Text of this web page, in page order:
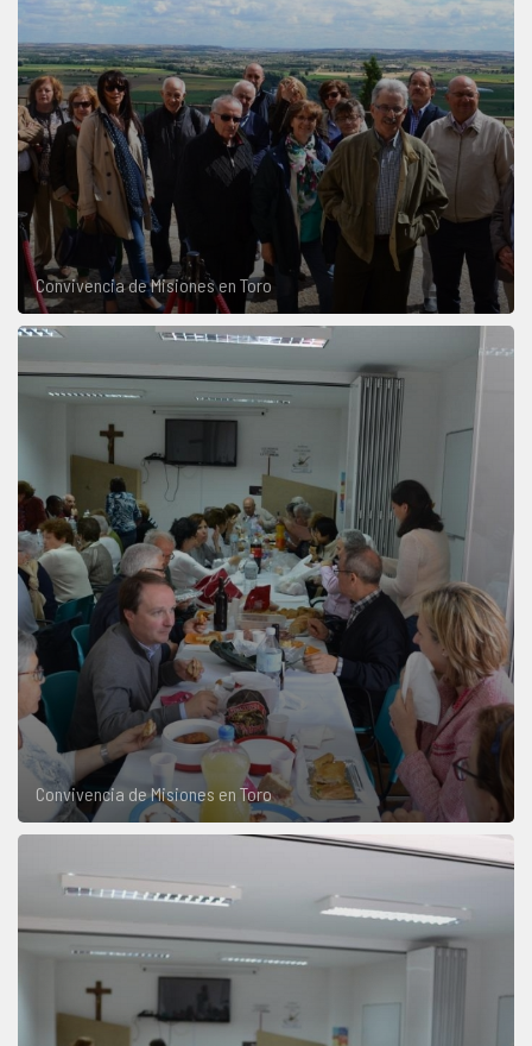
Convivencia de Misiones en Toro
Convivencia de Misiones en Toro